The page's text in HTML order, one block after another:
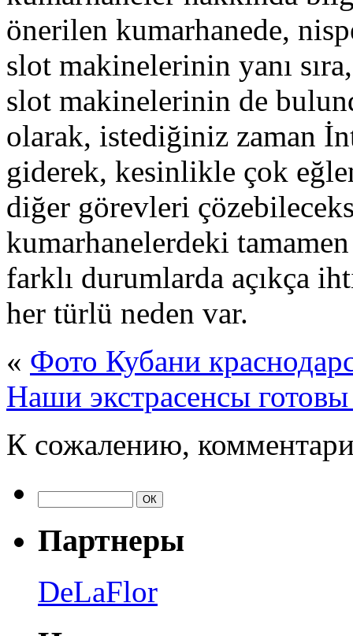
önerilen kumarhanede,
slot makinelerinin yanı
slot makinelerinin de
olarak, istediğiniz zaman
giderek, kesinlikle çok
diğer görevleri
kumarhanelerdeki
farklı durumlarda açıkça
her türlü neden var.
« Фото Кубани
Наши экстрасенсы
К сожалению,
Партнеры
DeLaFlor